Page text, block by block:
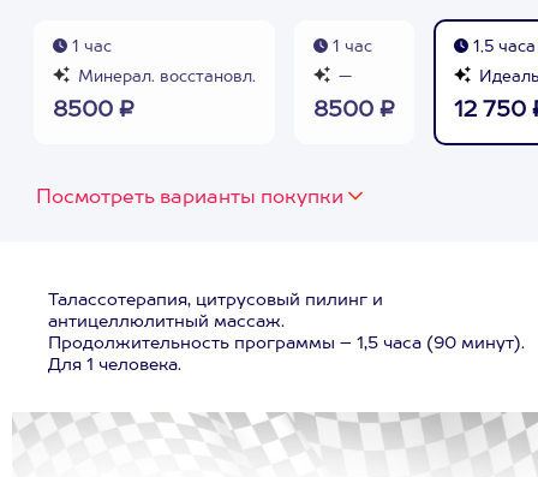
1 час
Минерал. восстановл.
8500 ₽
1 час
—
8500 ₽
1,5 часа
12 750
Посмотреть варианты покупки
Талассотерапия, цитрусовый пилинг и
антицеллюлитный массаж.
Продолжительность программы – 1,5 часа (90 минут).
Для 1 человека.